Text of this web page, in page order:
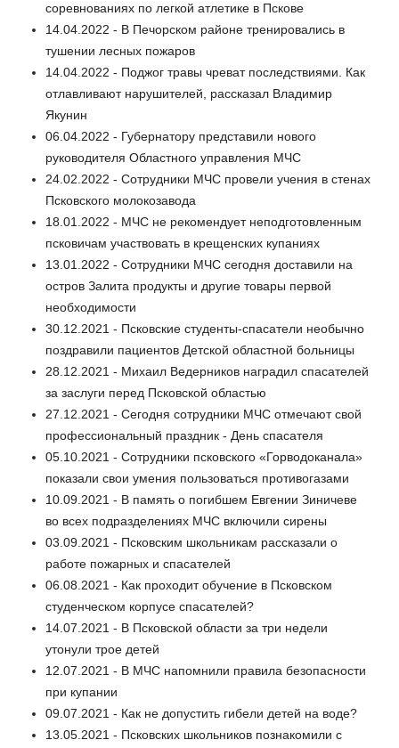
соревнованиях по легкой атлетике в Пскове
14.04.2022 - В Печорском районе тренировались в
тушении лесных пожаров
14.04.2022 - Поджог травы чреват последствиями. Как
отлавливают нарушителей, рассказал Владимир
Якунин
06.04.2022 - Губернатору представили нового
руководителя Областного управления МЧС
24.02.2022 - Сотрудники МЧС провели учения в стенах
Псковского молокозавода
18.01.2022 - МЧС не рекомендует неподготовленным
псковичам участвовать в крещенских купаниях
13.01.2022 - Сотрудники МЧС сегодня доставили на
остров Залита продукты и другие товары первой
необходимости
30.12.2021 - Псковские студенты-спасатели необычно
поздравили пациентов Детской областной больницы
28.12.2021 - Михаил Ведерников наградил спасателей
за заслуги перед Псковской областью
27.12.2021 - Сегодня сотрудники МЧС отмечают свой
профессиональный праздник - День спасателя
05.10.2021 - Сотрудники псковского «Горводоканала»
показали свои умения пользоваться противогазами
10.09.2021 - В память о погибшем Евгении Зиничеве
во всех подразделениях МЧС включили сирены
03.09.2021 - Псковским школьникам рассказали о
работе пожарных и спасателей
06.08.2021 - Как проходит обучение в Псковском
студенческом корпусе спасателей?
14.07.2021 - В Псковской области за три недели
утонули трое детей
12.07.2021 - В МЧС напомнили правила безопасности
при купании
09.07.2021 - Как не допустить гибели детей на воде?
13.05.2021 - Псковских школьников познакомили с